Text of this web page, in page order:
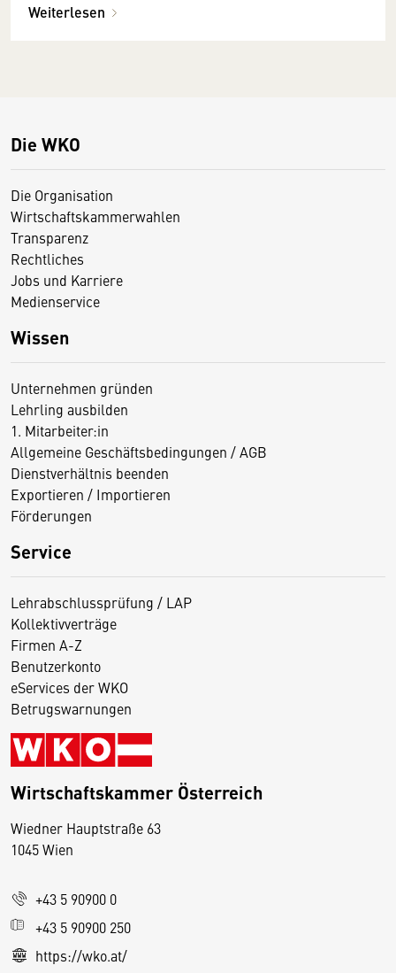
Weiterlesen
Die WKO
Die Organisation
Wirtschaftskammerwahlen
Transparenz
Rechtliches
Jobs und Karriere
Medienservice
Wissen
Unternehmen gründen
Lehrling ausbilden
1. Mitarbeiter:in
Allgemeine Geschäftsbedingungen / AGB
Dienstverhältnis beenden
Exportieren / Importieren
Förderungen
Service
Lehrabschlussprüfung / LAP
Kollektivverträge
Firmen A-Z
Benutzerkonto
eServices der WKO
Betrugswarnungen
Wirtschaftskammer Österreich
Wiedner Hauptstraße 63
1045 Wien
+43 5 90900 0
+43 5 90900 250
https://wko.at/
D
s
e
S